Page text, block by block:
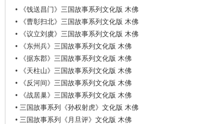
•
《饯送昌门》三国故事系列文化版 木佛
•
《曹彰扫北》三国故事系列文化版 木佛
•
《议立刘虞》三国故事系列文化版 木佛
•
《东州兵》三国故事系列文化版 木佛
•
《据东郡》三国故事系列文化版 木佛
•
《天柱山》三国故事系列文化版 木佛
•
《反河间》三国故事系列文化版 木佛
•
《战居巢》三国故事系列文化版 木佛
• 三国故事系列《孙权射虎》文化版 木佛
• 三国故事系列《月旦评》文化版 木佛